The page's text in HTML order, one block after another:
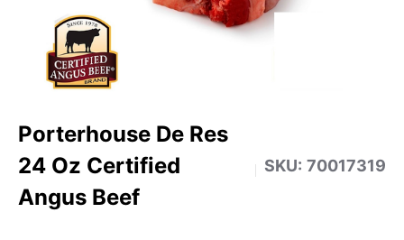
Porterhouse De Res
24 Oz Certified
Angus Beef
SKU: 70017319